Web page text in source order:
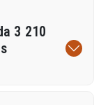
3 210